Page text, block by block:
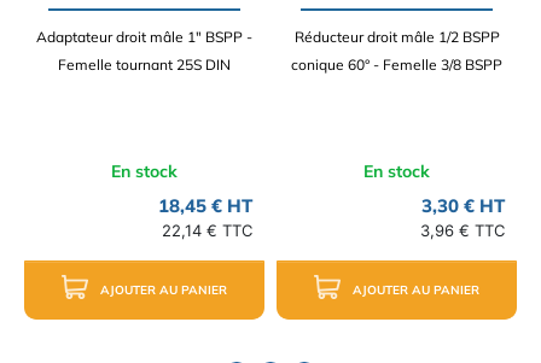
Adaptateur droit mâle 1" BSPP -
Femelle tournant 25S DIN
En stock
18,45 € HT
22,14 € TTC
AJOUTER AU PANIER
Réducteur droit mâle 1/2 BSPP
conique 60° - Femelle 3/8 BSPP
En stock
3,30 € HT
3,96 € TTC
AJOUTER AU PANIER